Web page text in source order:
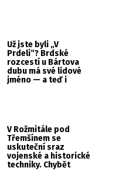
Už jste byli „V
Prdeli“? Brdské
rozcestí u Bártova
dubu má své lidové
jméno — a teď i
V Rožmitále pod
Třemšínem se
uskuteční sraz
vojenské a historické
techniky. Chybět